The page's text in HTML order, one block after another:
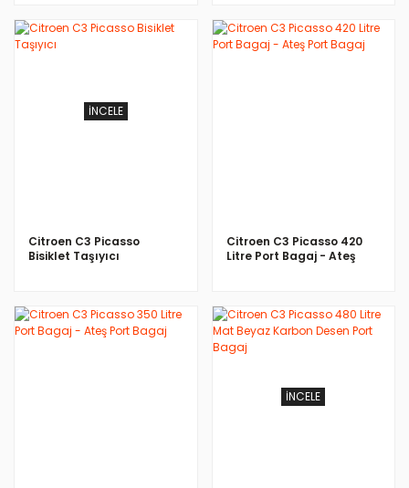
İNCELE
Citroen C3 Picasso
Bisiklet Taşıyıcı
Citroen C3 Picasso 420
Litre Port Bagaj - Ateş
İNCELE